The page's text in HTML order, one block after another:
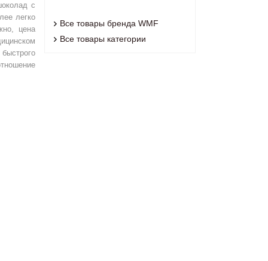
с
легко
цена
Все товары бренда WMF
Все товары категории